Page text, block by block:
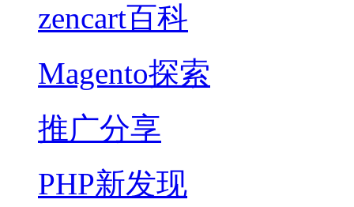
zencart百科
Magento探索
推广分享
PHP新发现